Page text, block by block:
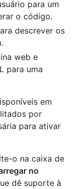
para um
o código.
descrever os
web e
para uma
em
por
para ativar
o na caixa de
no
dê suporte à